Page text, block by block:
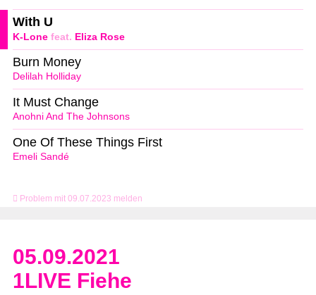
Problem mit 09.07.2023 melden
K-Lone feat. Eliza Rose
With U
Delilah Holliday
Burn Money
Anohni And The Johnsons
It Must Change
Emeli Sandé
One Of These Things First
05.09.2021
1LIVE Fiehe